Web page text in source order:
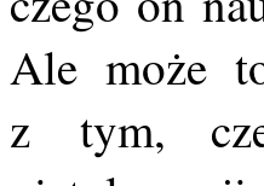
Ale może
z tym,